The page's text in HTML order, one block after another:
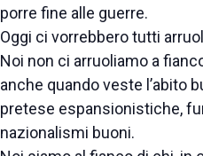
porre fine alle guerre.
Oggi ci vorrebbero tutti
Noi non ci arruoliamo a
anche quando veste l’abito
pretese espansionistiche,
nazionalismi buoni.